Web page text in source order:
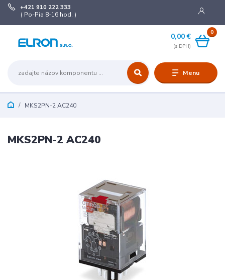
Menu
+421 910 222 333
( Po-Pia 8-16 hod. )
0
0,00 €
MKS2PN-2 AC240
MKS2PN-2 AC240